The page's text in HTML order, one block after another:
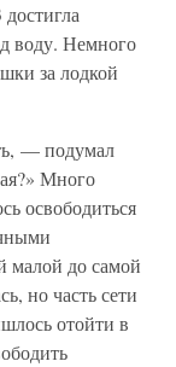
воду. Немного
за лодкой
— подумал
Много
освободиться
малой до самой
но часть сети
отойти в